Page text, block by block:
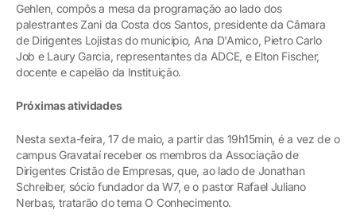
Gehlen, compôs a mesa da programação ao lado dos
palestrantes Zani da Costa dos Santos, presidente da Câmara
de Dirigentes Lojistas do município, Ana D'Amico, Pietro Carlo
Job e Laury Garcia, representantes da ADCE, e Elton Fischer,
docente e capelão da Instituição.
Próximas atividades
Nesta sexta-feira, 17 de maio, a partir das 19h15min, é a vez de o
campus Gravataí receber os membros da Associação de
Dirigentes Cristão de Empresas, que, ao lado de Jonathan
Schreiber, sócio fundador da W7, e o pastor Rafael Juliano
Nerbas, tratarão do tema O Conhecimento.